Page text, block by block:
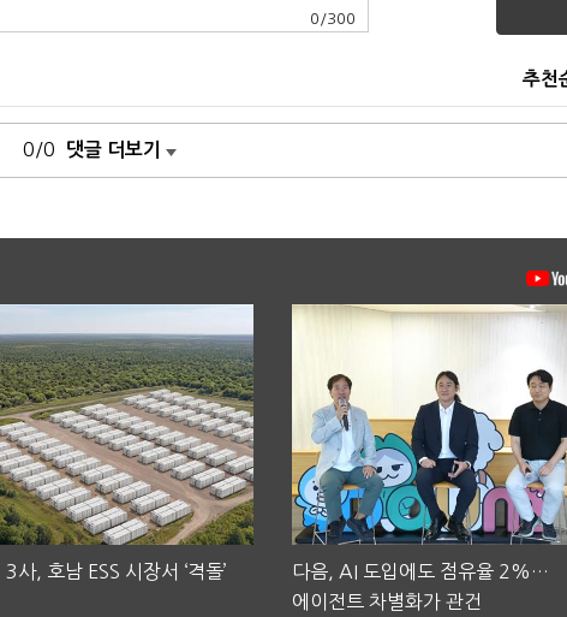
0 /300
추천
0/0 댓글 더보기
사, 호남 ESS 시장서 ‘격돌’
다음, AI 도입에도 점유율 2%…
에이전트 차별화가 관건